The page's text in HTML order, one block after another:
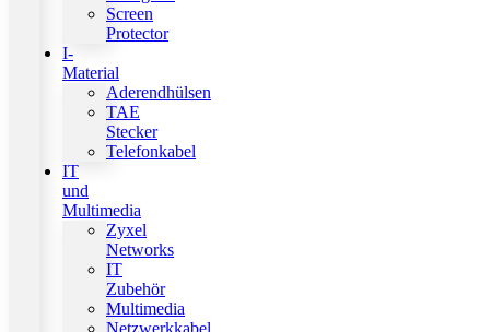
Screen
Protector
I-
Material
Aderendhülsen
TAE
Stecker
Telefonkabel
IT
und
Multimedia
Zyxel
Networks
IT
Zubehör
Multimedia
Netzwerkkabel